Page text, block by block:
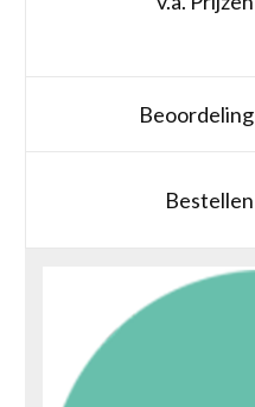
Beoordeling
Bestellen